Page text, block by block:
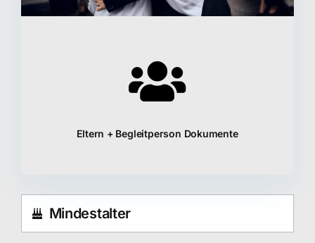
Eltern + Begleitperson Dokumente
Mindestalter